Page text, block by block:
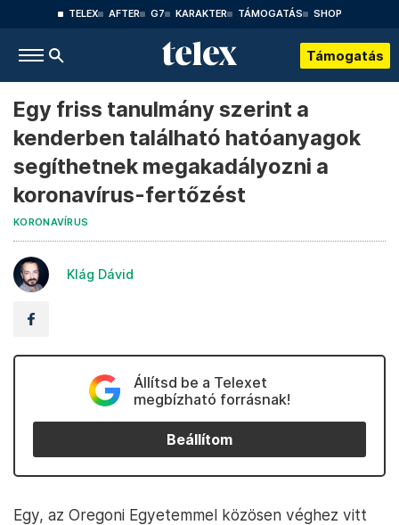
TELEX AFTER G7 KARAKTER TÁMOGATÁS SHOP
Támogatás
Egy friss tanulmány szerint a
kenderben található hatóanyagok
segíthetnek megakadályozni a
koronavírus-fertőzést
KORONAVÍRUS
Klág Dávid
Állítsd be a Telexet
megbízható forrásnak!
Beállítom
Egy, az Oregoni Egyetemmel közösen véghez vitt